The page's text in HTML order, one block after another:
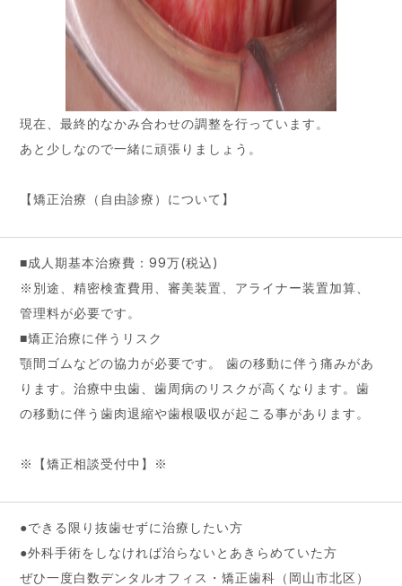
現在、最終的なかみ合わせの調整を行っています。
あと少しなので一緒に頑張りましょう。
【矯正治療（自由診療）について】
■成人期基本治療費：99万(税込)
※別途、精密検査費用、審美装置、アライナー装置加算、
管理料が必要です。
■矯正治療に伴うリスク
顎間ゴムなどの協力が必要です。 歯の移動に伴う痛みがあ
ります。治療中虫歯、歯周病のリスクが高くなります。歯
の移動に伴う歯肉退縮や歯根吸収が起こる事があります。
※【矯正相談受付中】※
●できる限り抜歯せずに治療したい方
●外科手術をしなければ治らないとあきらめていた方
ぜひ一度白数デンタルオフィス・矯正歯科（岡山市北区）